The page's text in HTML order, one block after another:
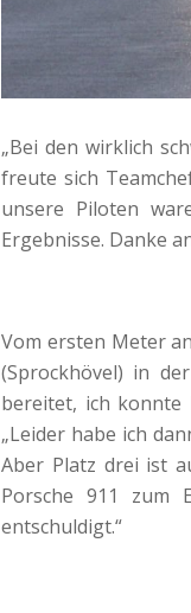
„Bei den wirklich
freute sich
unsere Piloten
Ergebnisse. Danke
Vom ersten Meter
(Sprockhövel) in
bereitet, ich konnte
„Leider habe ich
Aber Platz drei ist
Porsche 911 zum
entschuldigt.“